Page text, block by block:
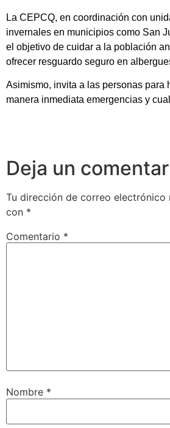
La CEPCQ, en coordinación con
invernales en municipios como San
el objetivo de cuidar a la población
ofrecer resguardo seguro en
Asimismo, invita a las personas para
manera inmediata emergencias y
Deja un
Tu dirección de correo electrónico
con *
Comentario *
Nombre *